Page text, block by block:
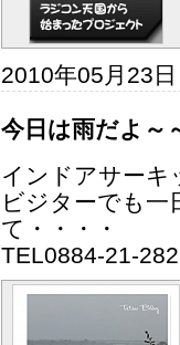
2010年05月23
今日は雨だよ～
インドアサーキ
ビジターでも一
て・・・・
TEL0884-21-